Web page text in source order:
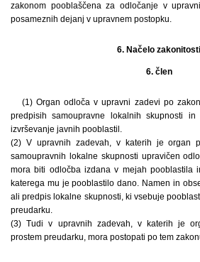
zakonom pooblaščena za odločanje v
posameznih dejanj v upravnem postopku.
6. Načelo zakonitosti
6. člen
(1) Organ odloča v upravni zadevi po
predpisih samoupravne lokalnih skupnosti
izvrševanje javnih pooblastil.
(2) V upravnih zadevah, v katerih je organ
samoupravnih lokalne skupnosti upravičen
mora biti odločba izdana v mejah pooblastila
katerega mu je pooblastilo dano. Namen in
ali predpis lokalne skupnosti, ki vsebuje
preudarku.
(3) Tudi v upravnih zadevah, v katerih je
prostem preudarku, mora postopati po tem